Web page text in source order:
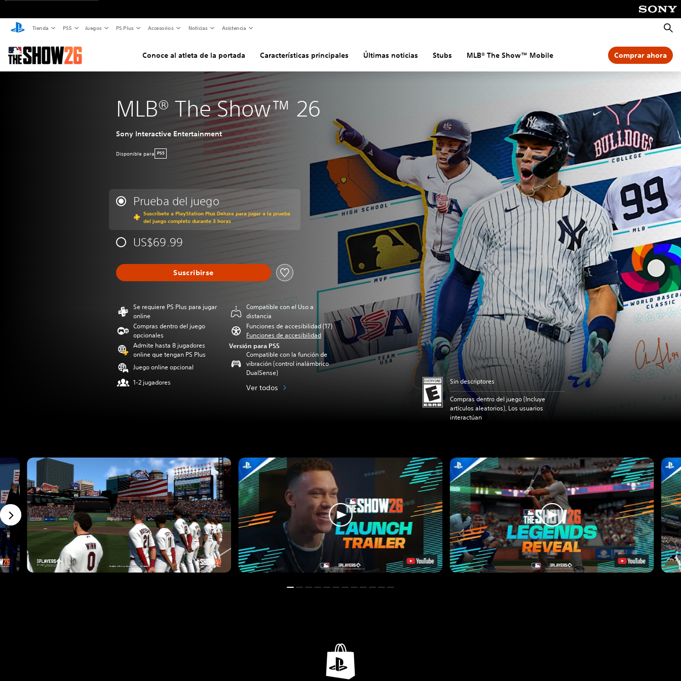
Tienda PS5 Juegos PS Plus Accesorios Noticias Asistencia
Conoce al atleta de la portada Características principales Últimas noticias Stubs MLB® The Show™ Mobile Comprar ahora
MLB® The Show™ 26
Sony Interactive Entertainment
Disponible para PS5
Prueba del juego
Suscríbete a PlayStation Plus Deluxe para jugar a la prueba
del juego completo durante 3 horas
US$69.99
Suscribirse
Se requiere PS Plus para jugar
online
Compras dentro del juego
opcionales
Admite hasta 8 jugadores
online que tengan PS Plus
Juego online opcional
1-2 jugadores
Compatible con el Uso a
distancia
Funciones de accesibilidad (17)
Funciones de accesibilidad
Versión para PS5
Compatible con la función de
vibración (control inalámbrico
DualSense)
Ver todos
Sin descriptores
Compras dentro del juego (Incluye
artículos aleatorios), Los usuarios
interactúan